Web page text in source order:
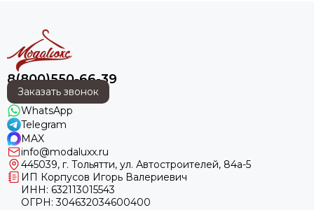
8(800)550-66-39
Заказать звонок
WhatsApp
Telegram
MAX
info@modaluxx.ru
445039, г. Тольятти, ул. Автостроителей, 84а-5
ИП Корпусов Игорь Валериевич
ИНН: 632113015543
ОГРН: 304632034600400